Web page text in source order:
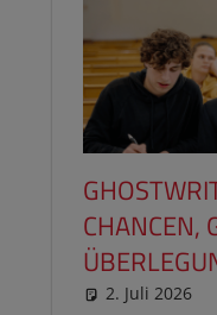
CHANCEN,
2. Juli 2026